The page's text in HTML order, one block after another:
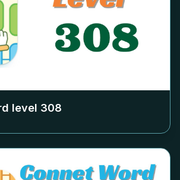
level 308